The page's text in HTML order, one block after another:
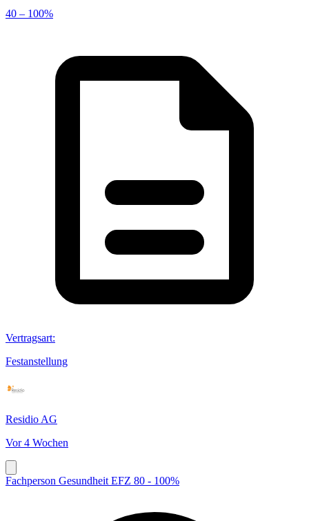
40 – 100%
Vertragsart:
Festanstellung
Residio AG
Vor 4 Wochen
Fachperson Gesundheit EFZ 80 - 100%